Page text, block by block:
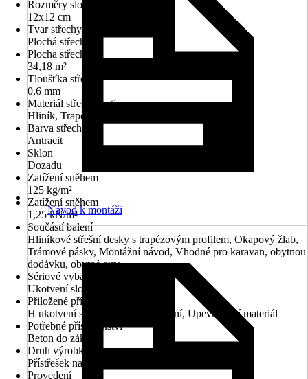
Rozměry sloupů/sloupků
12x12 cm
Tvar střechy
Plochá střecha
Plocha střechy
34,18 m²
Tloušťka střechy
0,6 mm
Materiál střešní krytiny
Hliník, Trapézový hliníkový profil
Barva střechy
Antracit
Sklon
Dozadu
Zatížení sněhem
125 kg/m²
Zatížení sněhem
1,25 kN/m²
Součástí balení
Hliníkové střešní desky s trapézovým profilem, Okapový žlab,
Trámové pásky, Montážní návod, Vhodné pro karavan, obytnou
dodávku, obytné auto
Sériové vybavení
Ukotvení sloupku
Přiložené příslušenství
H ukotvení sloupku k zabetonování, Upevňovací materiál
Potřebné příslušenství
Beton do základů
Druh výrobku
Přístřešek na auto
Provedení
Návod k montáži